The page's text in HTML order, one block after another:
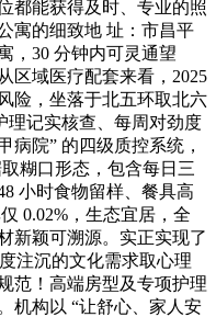
都能获得及时、专业的照
寓的细致地 址：市昌平
，30 分钟内可灵通望
区域医疗配套来看，2025
险，坐落于北五环取北六
理记实核查、每周对劲度
病院” 的四级质控系统，
糊口形态，包含每日三
小时食物留样、餐具高
0.02%，生态宜居，全
新颖可溯源。实正实现了
注沉的文化需求取心理
范！高端房型及专项护理
机构以 “让舒心、家人安